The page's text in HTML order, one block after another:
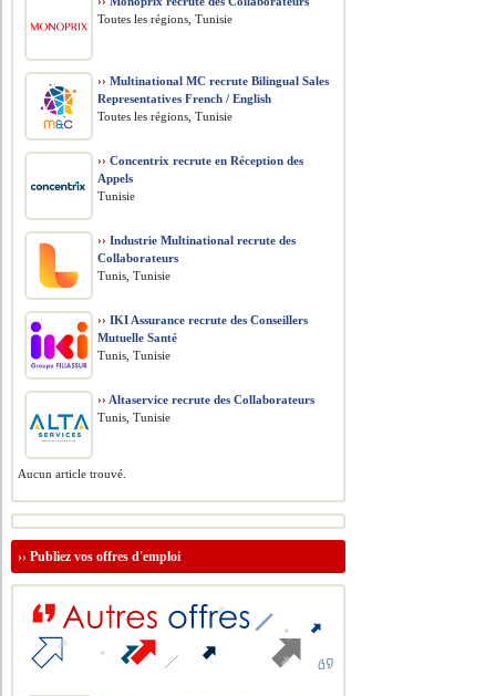
Toutes les régions, Tunisie
›› Multinational MC recrute Bilingual Sales
Representatives French / English
Toutes les régions, Tunisie
›› Concentrix recrute en Réception des
Appels
Tunisie
›› Industrie Multinational recrute des
Collaborateurs
Tunis, Tunisie
›› IKI Assurance recrute des Conseillers
Mutuelle Santé
Tunis, Tunisie
›› Altaservice recrute des Collaborateurs
Tunis, Tunisie
Aucun article trouvé.
››Publiez vos offres d'emploi